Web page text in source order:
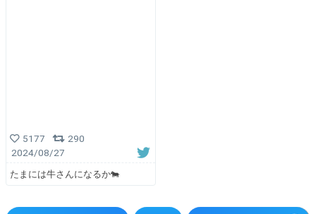
5177
290
2024/08/27
たまには牛さんになるか🐄